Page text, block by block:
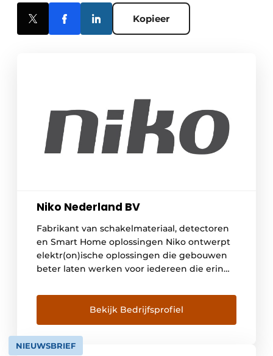
Kopieer
Niko Nederland BV
Fabrikant van schakelmateriaal, detectoren
en Smart Home oplossingen Niko ontwerpt
elektr(on)ische oplossingen die gebouwen
beter laten werken voor iedereen die erin
verbruiken, lichtcomfort en veiligheid te
verhogen en door alle toepassingen
naadloos te laten samenwerken. Gebouwen
met Niko zijn efficiënter, laten zich
controleren vanop afstand en interageren
Bekijk Bedrijfsprofiel
NIEUWSBRIEF